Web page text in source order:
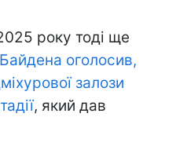
року тоді ще
Байдена оголосив,
залози
, який дав